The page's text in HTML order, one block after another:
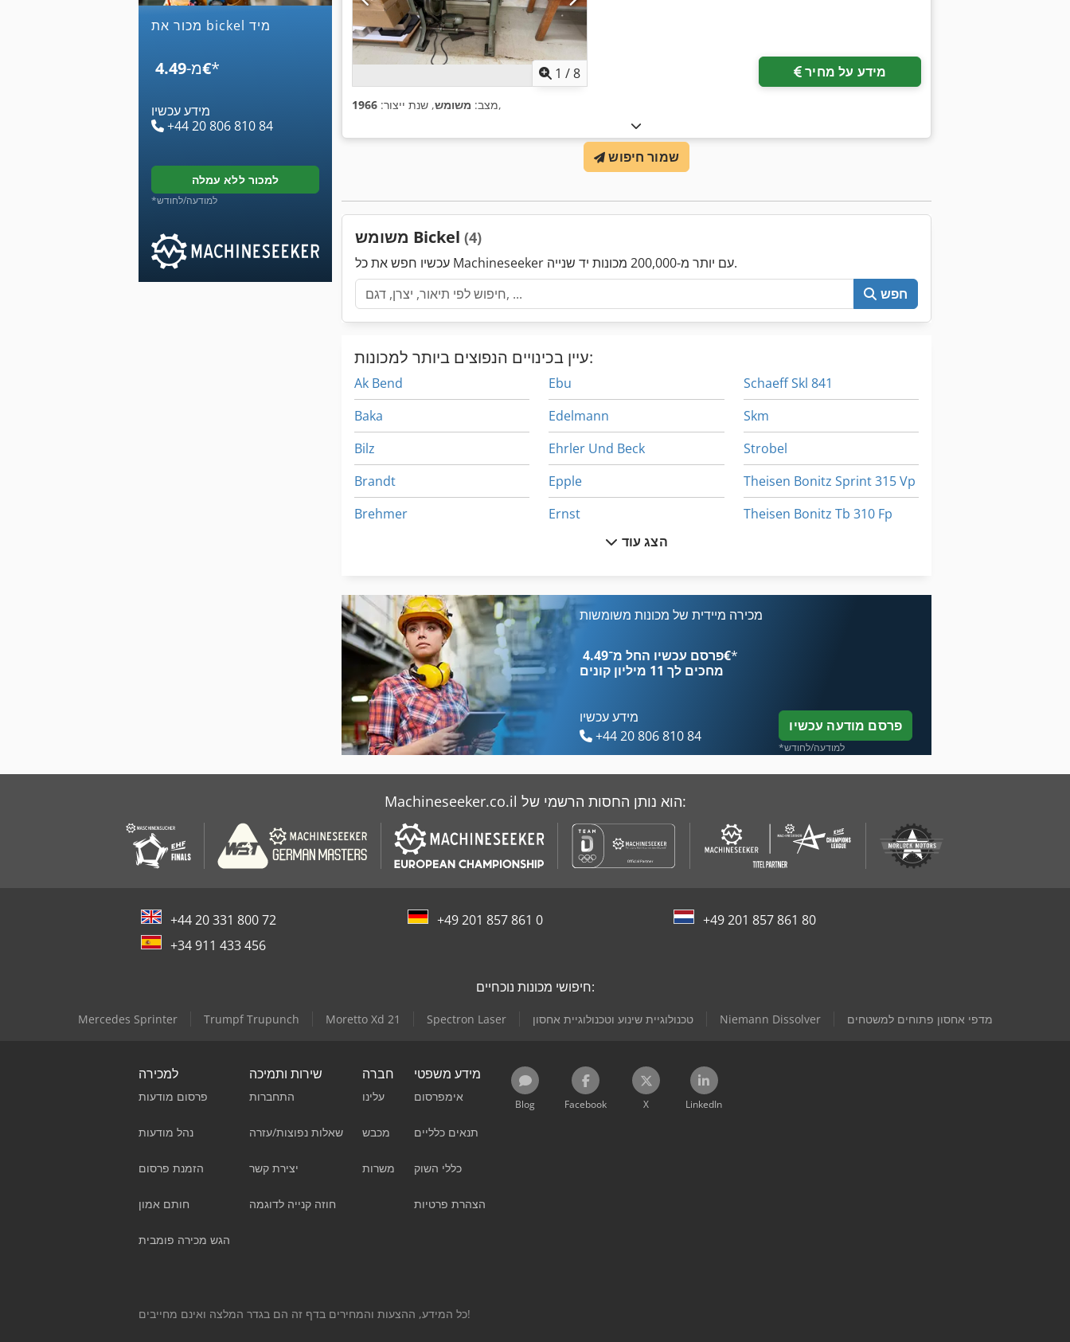
מכור את bickel מיד
מ-‏4.49 ‏€*
מידע עכשיו
+44 20 806 810 84
למכור ללא עמלה
*למודעה/לחודש
1 /8 מידע על מחיר
מצב: משומש, שנת ייצור: 1966 ,
שמור חיפוש
משומש Bickel (4)
עכשיו חפש את כל Machineseeker עם יותר מ-200,000 מכונות יד שנייה.
חפש
עיין בכינויים הנפוצים ביותר למכונות:
Ak Bend
Baka
Bilz
Brandt
Brehmer
Bvm
Eba 721
Ebu
Edelmann
Ehrler Und Beck
Epple
Ernst
Kba
Schaeff Skl 841
Skm
Strobel
Theisen Bonitz Sprint 315 Vp
Theisen Bonitz Tb 310 Fp
הצג עוד
מכירה מיידית של מכונות משומשות
פרסם עכשיו החל מ־‏4.49 ‏€*
מחכים לך 11 מיליון קונים
מידע עכשיו
+44 20 806 810 84
פרסם מודעה עכשיו
*למודעה/לחודש
Machineseeker.co.il הוא נותן החסות הרשמי של:
+44 20 331 800 72 +49 201 857 861 0
+49 201 857 861 80
+34 911 433 456
חיפושי מכונות נוכחיים:
Mercedes Sprinter Trumpf Trupunch Moretto Xd 21 Spectron Laser טכנולוגיית שינוע וטכנולוגיית אחסון Niemann Dissolver מדפי אחסון פתוחים למשטחים
למכירה
פרסום מודעות
נהל מודעות
הזמנת פרסום
חותם אמון
הגש מכירה פומבית
שירות ותמיכה
התחברות
שאלות נפוצות/עזרה
יצירת קשר
חוזה קנייה לדוגמה
חברה
עלינו
מכבש
משרות
מידע משפטי
אימפרסום
תנאים כלליים
כללי השוק
הצהרת פרטיות
Blog Facebook X LinkedIn
כל המידע, ההצעות והמחירים בדף זה הם בגדר המלצה ואינם מחייבים!